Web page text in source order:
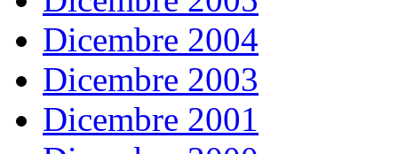
Dicembre 2004
Dicembre 2003
Dicembre 2001